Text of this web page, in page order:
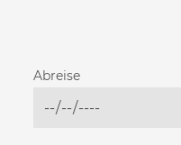
Abreise